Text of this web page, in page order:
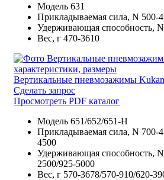
Модель 631
Прикладываемая сила, N 500-
Удерживающая способность, N
Вес, г 470-3610
Вертикальные пневмозажимы
Сделать запрос
Просмотреть PDF каталог
Модель 651/652/651-H
Прикладываемая сила, N 700-
4500
Удерживающая способность, N
2500/925-5000
Вес, г 570-3678/570-910/620-